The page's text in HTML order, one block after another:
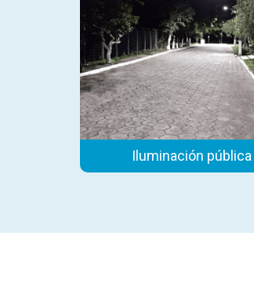
Iluminación pública